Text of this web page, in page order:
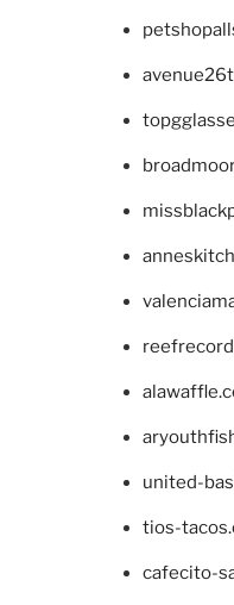
united-
tios-
cafecito-